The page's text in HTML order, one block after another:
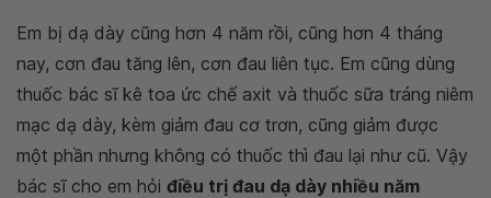
Em bị dạ dày cũng hơn 4 năm rồi, cũng hơn 4 tháng
nay, cơn đau tăng lên, cơn đau liên tục. Em cũng dùng
thuốc bác sĩ kê toa ức chế axit và thuốc sữa tráng niêm
mạc dạ dày, kèm giảm đau cơ trơn, cũng giảm được
một phần nhưng không có thuốc thì đau lại như cũ. Vậy
bác sĩ cho em hỏi điều trị đau dạ dày nhiều năm